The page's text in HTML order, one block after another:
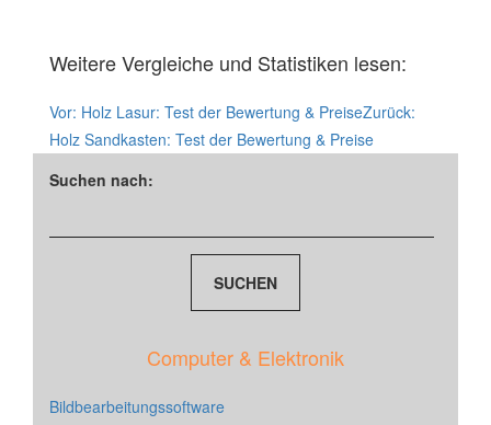
Weitere Vergleiche und Statistiken lesen:
Vor: Holz Lasur: Test der Bewertung & PreiseZurück:
Holz Sandkasten: Test der Bewertung & Preise
Suchen nach:
Computer & Elektronik
Bildbearbeitungssoftware